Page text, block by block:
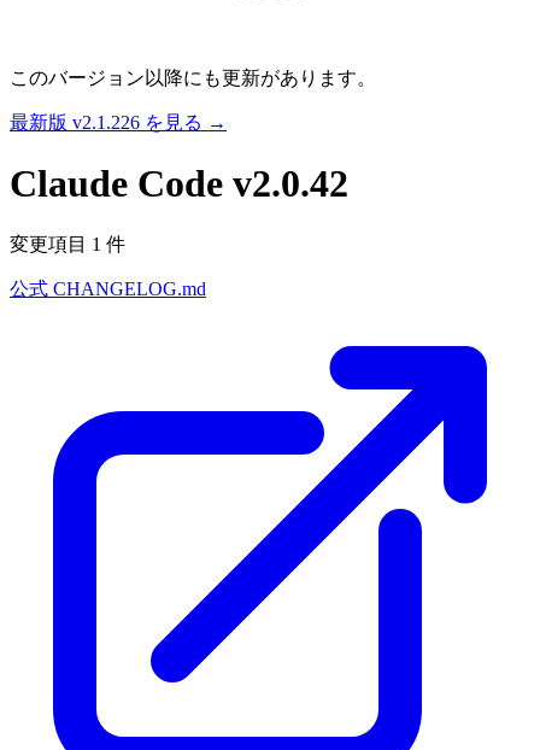
このバージョン以降にも更新があります。
最新版 v2.1.226 を見る →
Claude Code v2.0.42
変更項目 1 件
公式 CHANGELOG.md